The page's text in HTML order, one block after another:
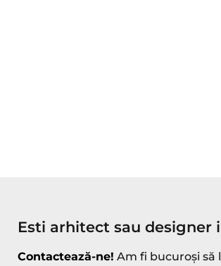
Esti arhitect sau designer
Contactează-ne! Am fi bucuroși să